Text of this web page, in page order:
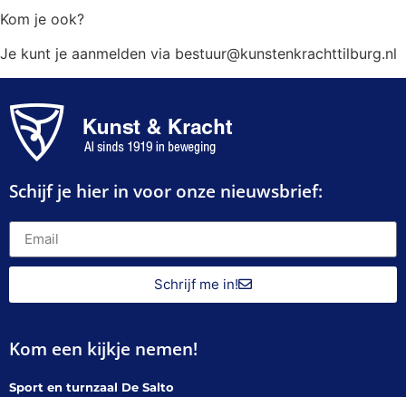
Kom je ook?
Je kunt je aanmelden via bestuur@kunstenkrachttilburg.nl
Schijf je hier in voor onze nieuwsbrief:
Schrijf me in!
Kom een kijkje nemen!
Sport en turnzaal De Salto